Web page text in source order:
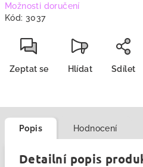
Možnosti doručení
Kód: 3037
Zeptat se Hlídat Sdílet
Popis Hodnocení
Detailní popis